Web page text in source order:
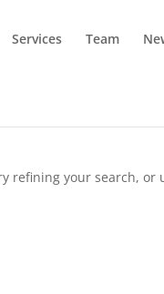
Services Team
refining your search, or